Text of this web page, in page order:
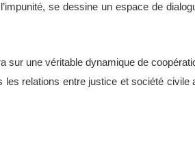
se dessine un espace de
sur une véritable dynamique de
relations entre justice et société civile